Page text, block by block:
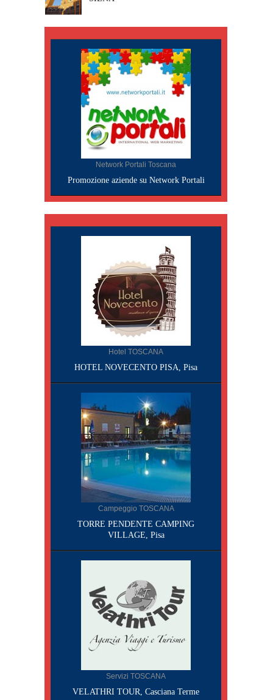
Network Portali Toscana
Promozione aziende su Network Portali
Hotel TOSCANA
HOTEL NOVECENTO PISA, Pisa
Campeggio TOSCANA
TORRE PENDENTE CAMPING
VILLAGE, Pisa
Servizi TOSCANA
VELATHRI TOUR, Casciana Terme